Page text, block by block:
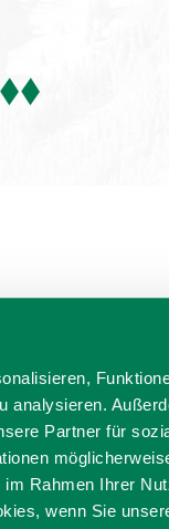
analysieren.
Partner für
Rahmen Ihrer
wenn Sie
Prospekte Kontakt